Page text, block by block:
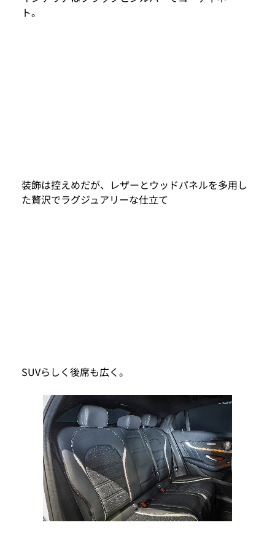
ト。
装飾は控えめだが、レザーとウッドパネルを多用し
た贅沢でラグジュアリーな仕立て
SUVらしく後席も広く。